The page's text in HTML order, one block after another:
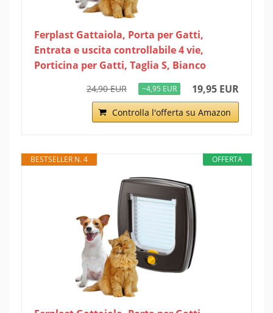
Ferplast Gattaiola, Porta per Gatti,
Entrata e uscita controllabile 4 vie,
Porticina per Gatti, Taglia S, Bianco
24,90 EUR −4,95 EUR 19,95 EUR
Controlla l'offerta su Amazon
OFFERTA
BESTSELLER N. 4